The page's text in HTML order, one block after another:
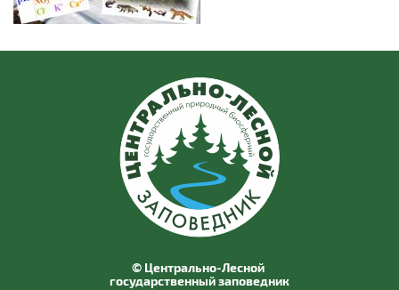
© Центрально-Лесной
государственный заповедник